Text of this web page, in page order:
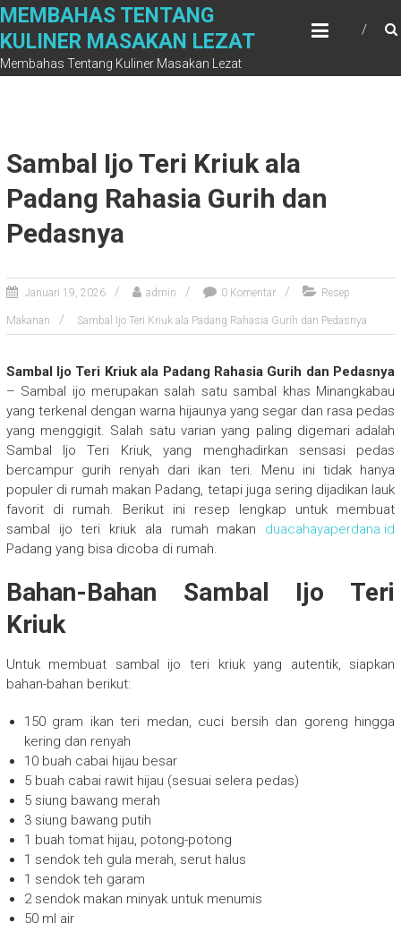
Skip
content
MEMBAHAS TENTANG
KULINER MASAKAN LEZAT
Membahas Tentang Kuliner Masakan Lezat
Sambal Ijo Teri Kriuk ala
Padang Rahasia Gurih dan
Pedasnya
Januari 19, 2026 admin 0 Komentar Resep
Makanan Sambal Ijo Teri Kriuk ala Padang Rahasia Gurih dan Pedasnya
Sambal Ijo Teri Kriuk ala Padang Rahasia Gurih dan Pedasnya
– Sambal ijo merupakan salah satu sambal khas Minangkabau
yang terkenal dengan warna hijaunya yang segar dan rasa pedas
yang menggigit. Salah satu varian yang paling digemari adalah
Sambal Ijo Teri Kriuk, yang menghadirkan sensasi pedas
bercampur gurih renyah dari ikan teri. Menu ini tidak hanya
populer di rumah makan Padang, tetapi juga sering dijadikan lauk
favorit di rumah. Berikut ini resep lengkap untuk membuat
sambal ijo teri kriuk ala rumah makan duacahayaperdana.id
Padang yang bisa dicoba di rumah.
Bahan-Bahan Sambal Ijo Teri
Kriuk
Untuk membuat sambal ijo teri kriuk yang autentik, siapkan
bahan-bahan berikut:
150 gram ikan teri medan, cuci bersih dan goreng hingga
kering dan renyah
10 buah cabai hijau besar
5 buah cabai rawit hijau (sesuai selera pedas)
5 siung bawang merah
3 siung bawang putih
1 buah tomat hijau, potong-potong
1 sendok teh gula merah, serut halus
1 sendok teh garam
2 sendok makan minyak untuk menumis
50 ml air